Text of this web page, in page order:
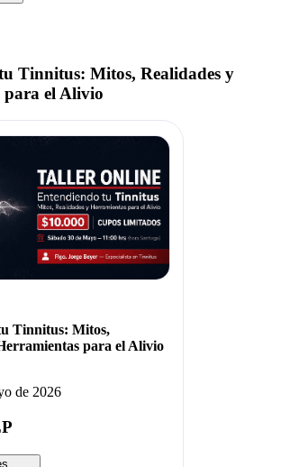
Tinnitus: Mitos, Realidades y
para el Alivio
Tinnitus: Mitos,
para el Alivio
de 2026